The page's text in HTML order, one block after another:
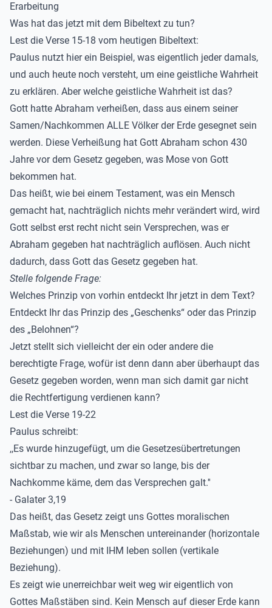
Erarbeitung
Was hat das jetzt mit dem Bibeltext zu tun?
Lest die Verse 15-18 vom heutigen Bibeltext:
Paulus nutzt hier ein Beispiel, was eigentlich jeder damals,
und auch heute noch versteht, um eine geistliche Wahrheit
zu erklären. Aber welche geistliche Wahrheit ist das?
Gott hatte Abraham verheißen, dass aus einem seiner
Samen/Nachkommen ALLE Völker der Erde gesegnet sein
werden. Diese Verheißung hat Gott Abraham schon 430
Jahre vor dem Gesetz gegeben, was Mose von Gott
bekommen hat.
Das heißt, wie bei einem Testament, was ein Mensch
gemacht hat, nachträglich nichts mehr verändert wird, wird
Gott selbst erst recht nicht sein Versprechen, was er
Abraham gegeben hat nachträglich auflösen. Auch nicht
dadurch, dass Gott das Gesetz gegeben hat.
Stelle folgende Frage:
Welches Prinzip von vorhin entdeckt Ihr jetzt in dem Text?
Entdeckt Ihr das Prinzip des „Geschenks“ oder das Prinzip
des „Belohnen“?
Jetzt stellt sich vielleicht der ein oder andere die
berechtigte Frage, wofür ist denn dann aber überhaupt das
Gesetz gegeben worden, wenn man sich damit gar nicht
die Rechtfertigung verdienen kann?
Lest die Verse 19-22
Paulus schreibt:
,,Es wurde hinzugefügt, um die Gesetzesübertretungen
sichtbar zu machen, und zwar so lange, bis der
Nachkomme käme, dem das Versprechen galt.''
- Galater 3,19
Das heißt, das Gesetz zeigt uns Gottes moralischen
Maßstab, wie wir als Menschen untereinander (horizontale
Beziehungen) und mit IHM leben sollen (vertikale
Beziehung).
Es zeigt wie unerreichbar weit weg wir eigentlich von
Gottes Maßstäben sind. Kein Mensch auf dieser Erde kann